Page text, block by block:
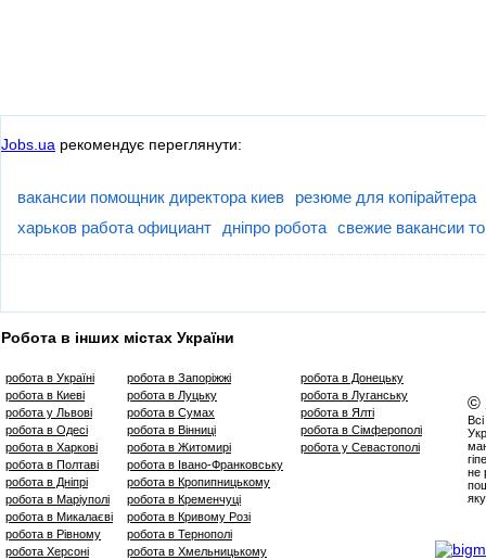
Jobs.ua рекомендує переглянути:
вакансии помощник директора киев
резюме для копірайтера
харьков работа официант
дніпро робота свежие вакансии
Робота в інших містах України
робота в Україні
робота в Киеві
робота у Львові
робота в Одесі
робота в Харкові
робота в Полтаві
робота в Дніпрі
робота в Маріуполі
робота в Микалаєві
робота в Рівному
робота Херсоні
робота в Запоріжжі
робота в Луцьку
робота в Сумах
робота в Вінниці
робота в Житомирі
робота в Івано-Франковську
робота в Кропипницькому
робота в Кременчуці
робота в Кривому Розі
робота в Тернополі
робота в Хмельницькому
робота в Донецьку
робота в Луганську
робота в Ялті
робота в Сімферополі
робота у Севастополі
©
не